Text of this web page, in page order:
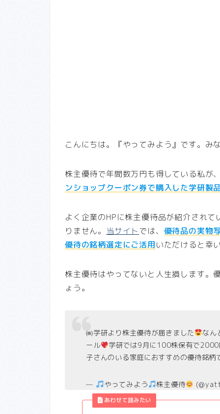
こんにちは。『やってみよう』です。み
株主優待で年間数万円も得している私が
ンショップクーポン券で購入した学研製
よく企業のHPに株主優待品が紹介され
りません。 当サイトでは、 優待品の実物
優待の銘柄選定にご活用いただけると幸
株主優待はやってないと人生損します。
ょう。
㈱学研より株主優待が届きました
なん
ール
学研では9月に100株保有で2000
子さんのいる家庭におすすめの優待銘柄
— やってみよう 株主優待